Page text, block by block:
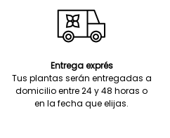
Entrega exprés
Tus plantas serán entregadas a
domicilio entre 24 y 48 horas o
en la fecha que elijas.